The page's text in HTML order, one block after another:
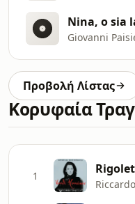
Προβολή Λίστας
Κορυφαία
1